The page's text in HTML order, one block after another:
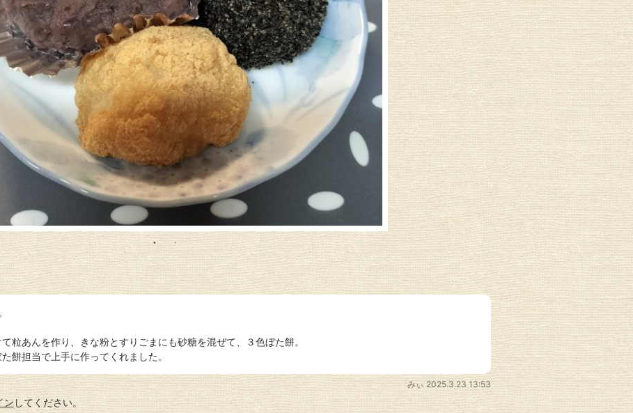
粒あんを作り、きな粉とすりごまにも砂糖を混ぜて、３色ぼた餅。
餅担当で上手に作ってくれました。
みぃ 2025.3.23 13:53
ンしてください。